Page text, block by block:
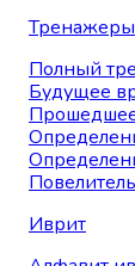
Тренажеры
Полный
Будущее
Иврит